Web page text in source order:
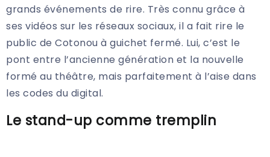
grands événements de rire. Très connu grâce à
ses vidéos sur les réseaux sociaux, il a fait rire le
public de Cotonou à guichet fermé. Lui, c’est le
pont entre l’ancienne génération et la nouvelle
formé au théâtre, mais parfaitement à l’aise dans
les codes du digital.
Le stand-up comme tremplin